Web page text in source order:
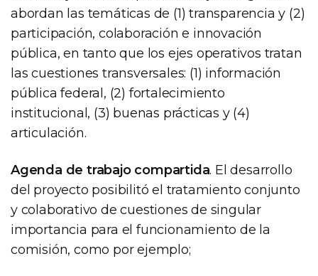
abordan las temáticas de (1) transparencia y (2)
participación, colaboración e innovación
pública, en tanto que los ejes operativos tratan
las cuestiones transversales: (1) información
pública federal, (2) fortalecimiento
institucional, (3) buenas prácticas y (4)
articulación.
Agenda de trabajo compartida. El desarrollo
del proyecto posibilitó el tratamiento conjunto
y colaborativo de cuestiones de singular
importancia para el funcionamiento de la
comisión, como por ejemplo;